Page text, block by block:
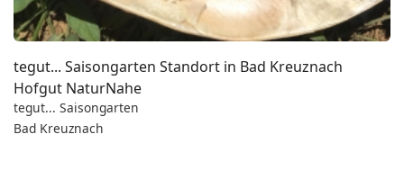
tegut... Saisongarten Standort in Bad Kreuznach
Hofgut NaturNahe
tegut... Saisongarten
Bad Kreuznach